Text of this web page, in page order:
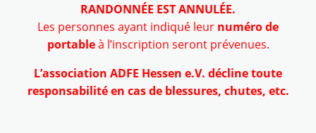
RANDONNÉE EST ANNULÉE.
Les personnes ayant indiqué leur numéro de
portableà l’inscription seront prévenues.
L’association ADFE Hessen e.V. décline toute
responsabilité en cas de blessures, chutes, etc.